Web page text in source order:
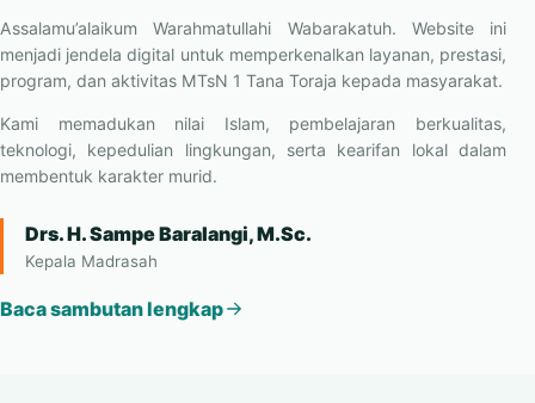
Assalamu’alaikum Warahmatullahi Wabarakatuh. Website ini
menjadi jendela digital untuk memperkenalkan layanan, prestasi,
program, dan aktivitas MTsN 1 Tana Toraja kepada masyarakat.
Kami memadukan nilai Islam, pembelajaran berkualitas,
teknologi, kepedulian lingkungan, serta kearifan lokal dalam
membentuk karakter murid.
Drs. H. Sampe Baralangi, M.Sc.
Kepala Madrasah
Baca sambutan lengkap